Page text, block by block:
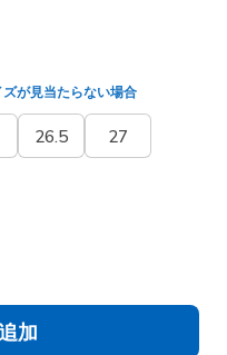
が見当たらない場合
26.5 27
加